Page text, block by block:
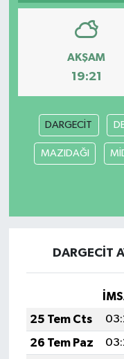
AKŞAM
19:21
DARGECİT
MAZIDAĞI
DARGECİT
25 Tem Cts
26 Tem Paz